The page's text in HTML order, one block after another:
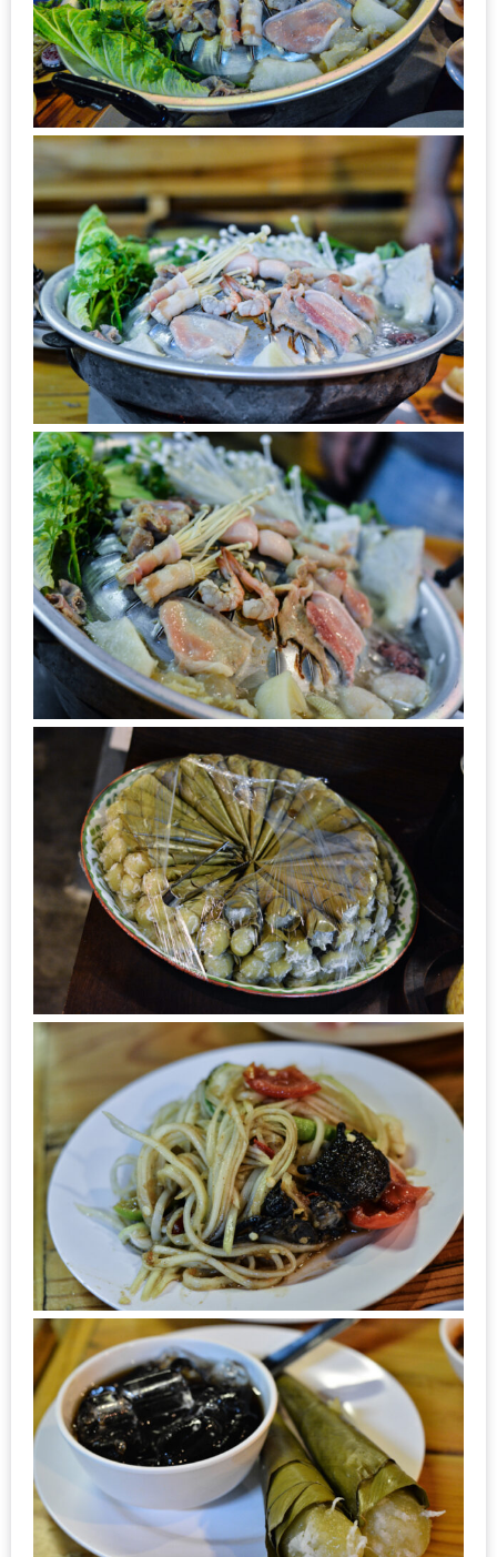
200
บาท
เบาะแส
ความ
อร่อย
ตาม
รอย
น้า
อ้วน
ชวน
หิว
ติดต่อ
น้า
อ้วน
ติดต่อ
น้า
อ้วน
น้า
อ้วน
ชวน
คุย
นโยบาย
ความ
เป็น
ส่วน
นโยบาย
เป็น
ส่วน
ตัว
ประกาศ
ผล
โชค
กับ
น้า
อ้วน
ครั้ง